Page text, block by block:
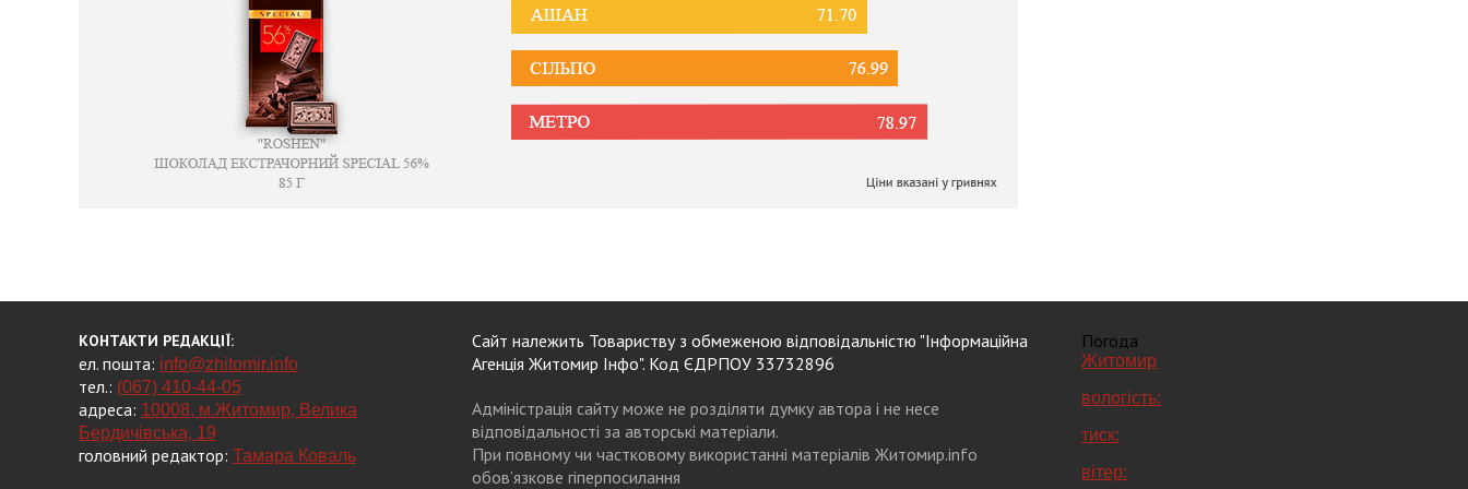
КОНТАКТИ РЕДАКЦІЇ:
ел. пошта: info@zhitomir.info
тел.: (067) 410-44-05
адреса: 10008, м.Житомир, Велика
Бердичівська, 19
головний редактор: Тамара Коваль
Сайт належить Товариству з обмеженою відповідальністю "Інформаційна
Агенція Житомир Інфо". Код ЄДРПОУ 33732896
Адміністрація сайту може не розділяти думку автора і не несе
відповідальності за авторські матеріали.
При повному чи частковому використанні матеріалів Житомир.info
обов’язкове гіперпосилання
Погода
Житомир
вологість:
тиск:
вітер: